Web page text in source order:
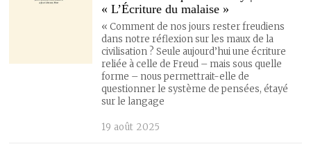
« L’Écriture du malaise »
« Comment de nos jours rester freudiens
dans notre réflexion sur les maux de la
civilisation ? Seule aujourd’hui une écriture
reliée à celle de Freud – mais sous quelle
forme – nous permettrait-elle de
questionner le système de pensées, étayé
sur le langage
19 août 2025